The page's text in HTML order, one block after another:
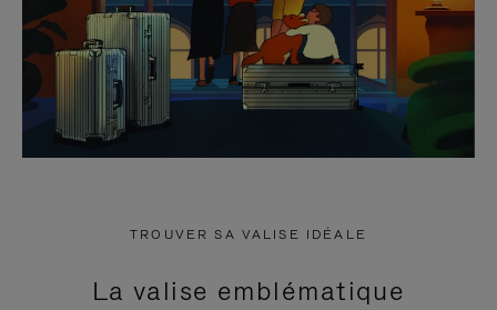
TROUVER SA VALISE IDÉALE
La valise emblématique